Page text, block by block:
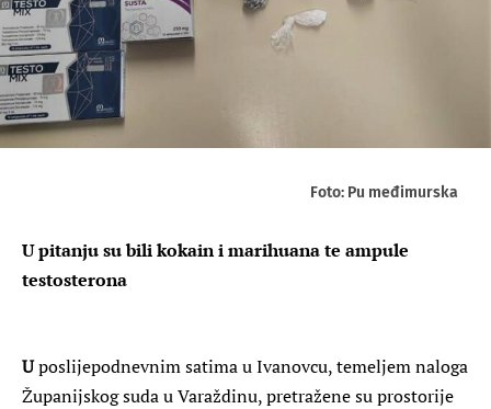
Foto: Pu međimurska
U pitanju su bili kokain i marihuana te ampule
testosterona
Uposlijepodnevnim satima u Ivanovcu, temeljem naloga
Županijskog suda u Varaždinu, pretražene su prostorije